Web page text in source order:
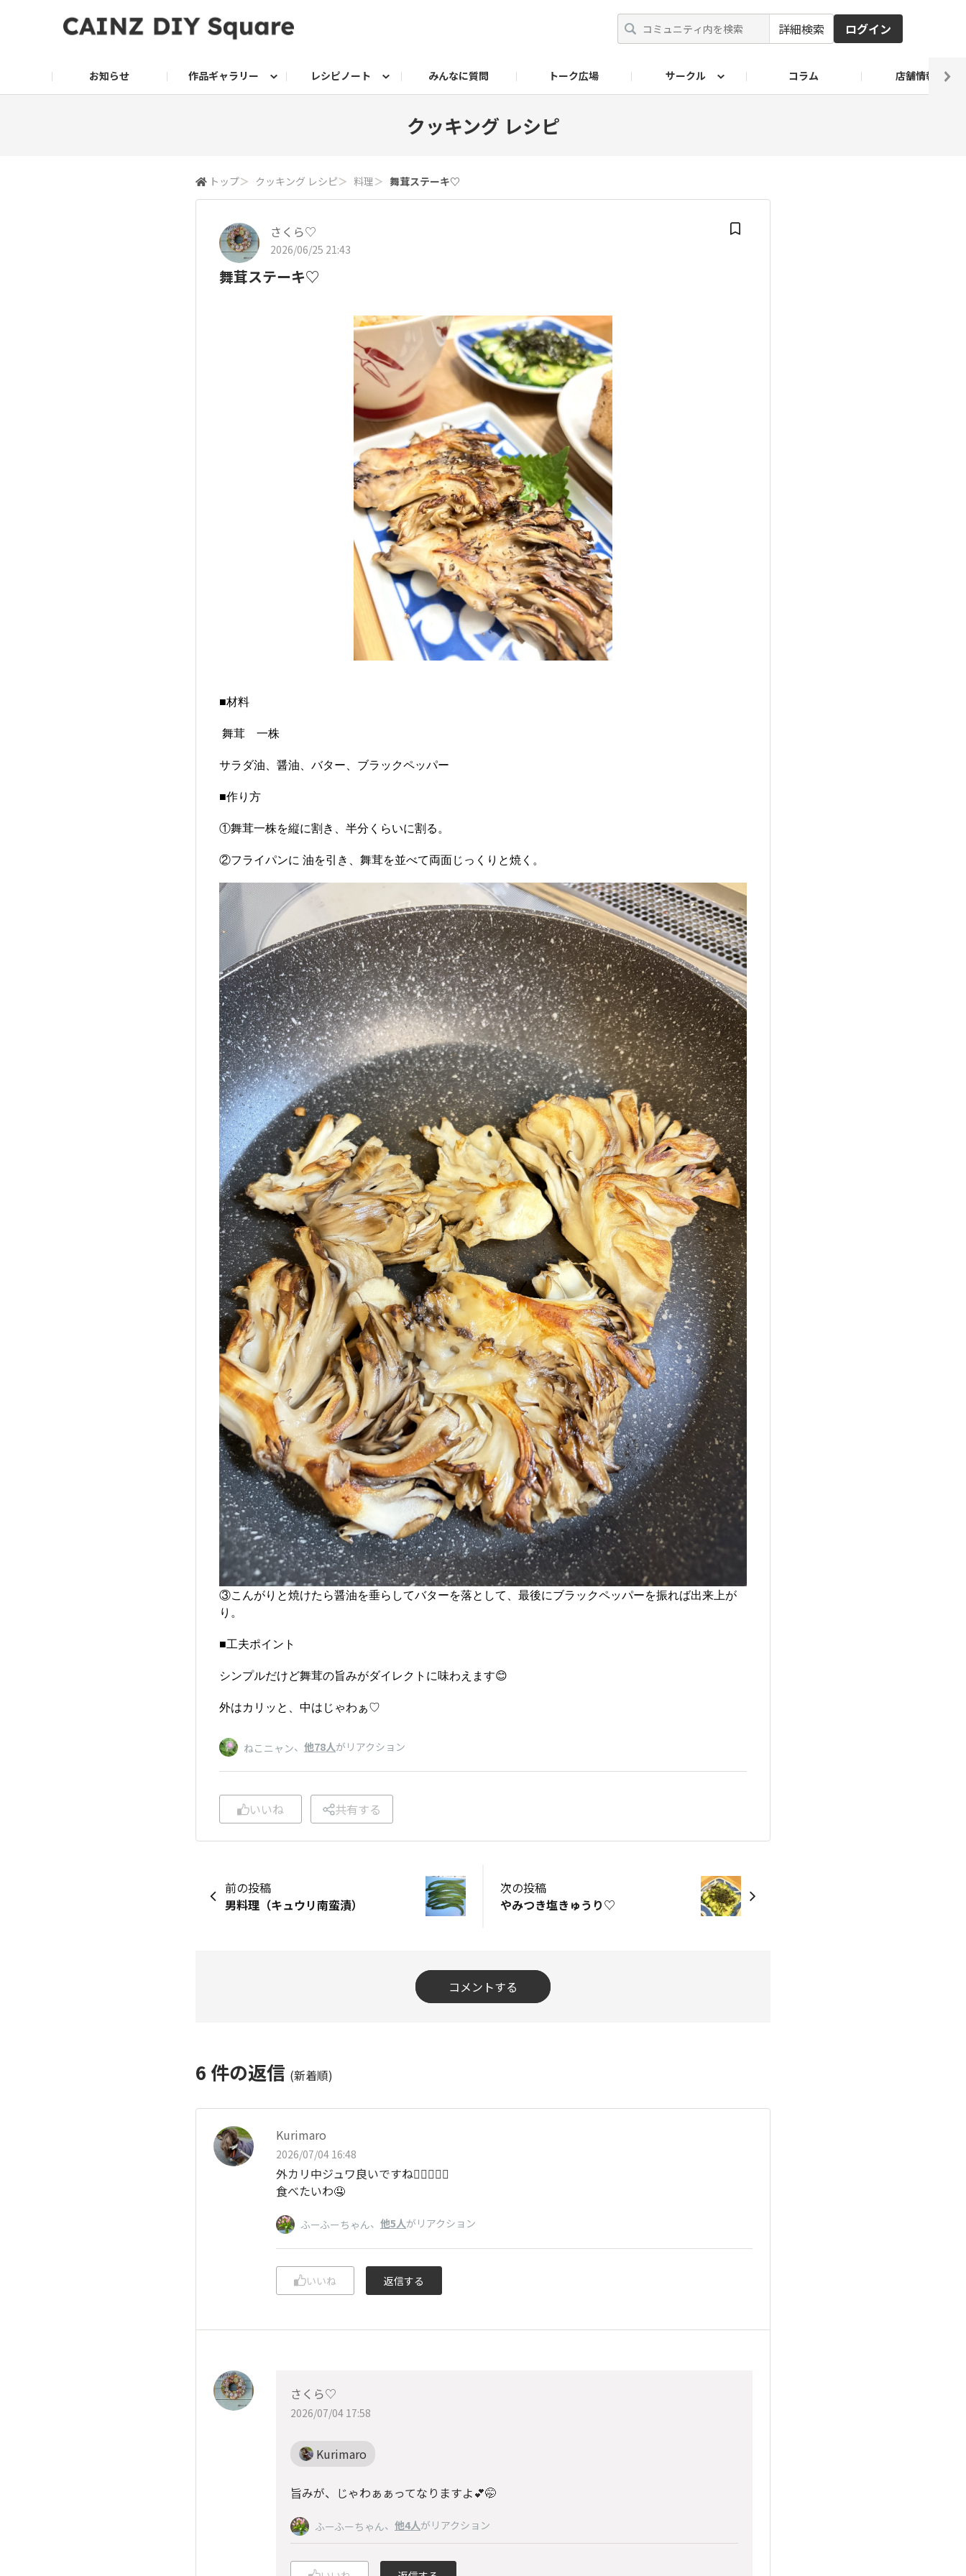
詳細検索 ログイン
お知らせ 作品ギャラリー レシピノート みんなに質問 トーク広場 サークル コラム 店舗情報
クッキング レシピ
トップ＞ クッキング レシピ＞ 料理＞ 舞茸ステーキ♡
さくら♡
2026/06/25 21:43
舞茸ステーキ♡
■材料
舞茸 一株
サラダ油、醤油、バター、ブラックペッパー
■作り方
①舞茸一株を縦に割き、半分くらいに割る。
②フライパンに 油を引き、舞茸を並べて両面じっくりと焼く。
③こんがりと焼けたら醤油を垂らしてバターを落として、最後にブラックペッパーを振れば出来上が
り。
■工夫ポイント
シンプルだけど舞茸の旨みがダイレクトに味わえます😊
外はカリッと、中はじゃわぁ♡
ねこニャン、 他78人がリアクション
いいね 共有する
前の投稿
男料理（キュウリ南蛮漬）
次の投稿
やみつき塩きゅうり♡
コメントする
6 件の返信 (新着順)
Kurimaro
2026/07/04 16:48
外カリ中ジュワ良いですね👍🏻👍🏻✨
食べたいわ🤤
ふーふーちゃん、 他5人がリアクション
いいね 返信する
さくら♡
2026/07/04 17:58
Kurimaro
旨みが、じゃわぁぁってなりますよ💕🤭
ふーふーちゃん、 他4人がリアクション